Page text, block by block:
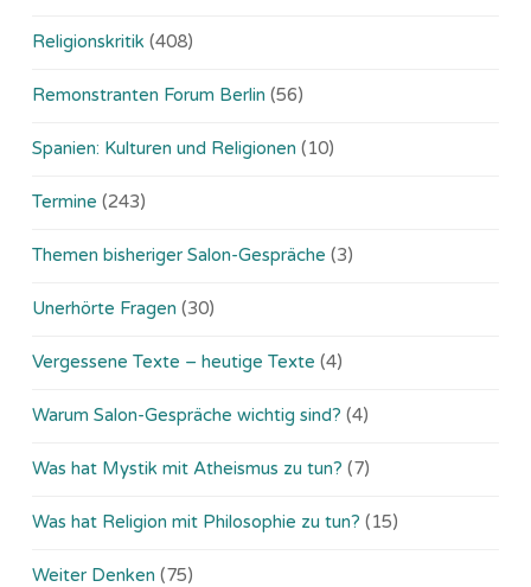
Religionskritik (408)
Remonstranten Forum Berlin (56)
Spanien: Kulturen und Religionen (10)
Termine (243)
Themen bisheriger Salon-Gespräche (3)
Unerhörte Fragen (30)
Vergessene Texte – heutige Texte (4)
Warum Salon-Gespräche wichtig sind? (4)
Was hat Mystik mit Atheismus zu tun? (7)
Was hat Religion mit Philosophie zu tun? (15)
Weiter Denken (75)